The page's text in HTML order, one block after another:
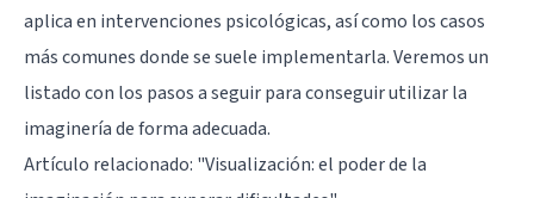
aplica en intervenciones psicológicas, así como los casos
más comunes donde se suele implementarla. Veremos un
listado con los pasos a seguir para conseguir utilizar la
imaginería de forma adecuada.
Artículo relacionado: "Visualización: el poder de la